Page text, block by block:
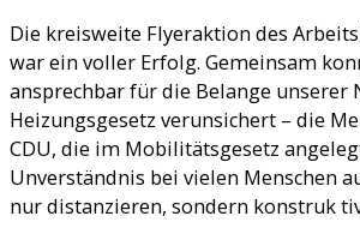
Die kreisweite Flyeraktion des
war ein voller Erfolg. Gemeinsam
ansprechbar für die Belange unserer
Heizungsgesetz verunsichert – die
CDU, die im Mobilitätsgesetz
Unverständnis bei vielen Menschen
nur distanzieren, sondern konstruk